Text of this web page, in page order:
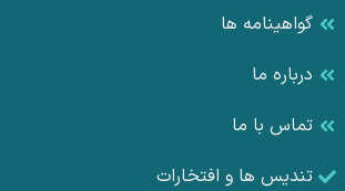
گواهینامه ها
درباره ما
تماس با ما
تندیس ها و افتخارات